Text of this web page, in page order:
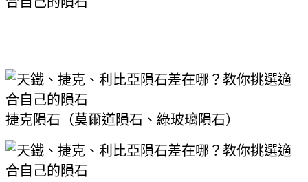
捷克隕石（莫爾道隕石、綠玻璃隕石）